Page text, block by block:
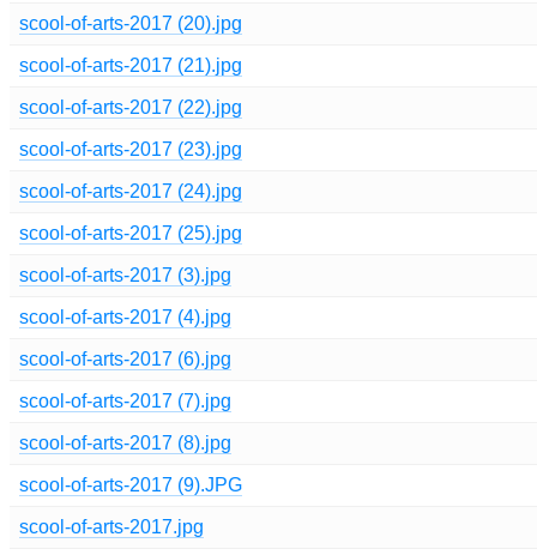
scool-of-arts-2017 (20).jpg
scool-of-arts-2017 (21).jpg
scool-of-arts-2017 (22).jpg
scool-of-arts-2017 (23).jpg
scool-of-arts-2017 (24).jpg
scool-of-arts-2017 (25).jpg
scool-of-arts-2017 (3).jpg
scool-of-arts-2017 (4).jpg
scool-of-arts-2017 (6).jpg
scool-of-arts-2017 (7).jpg
scool-of-arts-2017 (8).jpg
scool-of-arts-2017 (9).JPG
scool-of-arts-2017.jpg